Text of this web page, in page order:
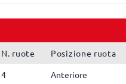
N. ruote Posizione ruota
4 Anteriore